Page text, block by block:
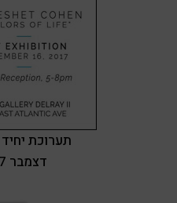
ART EXHIBITION 2017 תערוכת יחיד
'Colors of life' דצמבר 2017